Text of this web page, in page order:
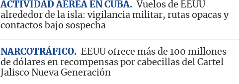
ACTIVIDAD AÉREA EN CUBA
Vuelos de EEUU
alrededor de la isla: vigilancia militar, rutas opacas y
contactos bajo sospecha
NARCOTRÁFICO
EEUU ofrece más de 100 millones
de dólares en recompensas por cabecillas del Cartel
Jalisco Nueva Generación